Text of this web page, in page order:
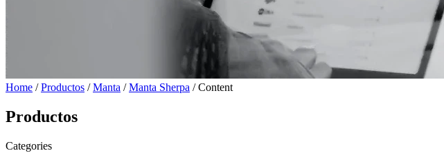
Home /Productos /Manta /Manta Sherpa / Content
Productos
Categories